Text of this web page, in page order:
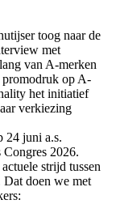
toog naar de
met
van A-merken
promodruk op A-
het initiatief
verkiezing
24 juni a.s.
2026.
strijd tussen
Dat doen we met